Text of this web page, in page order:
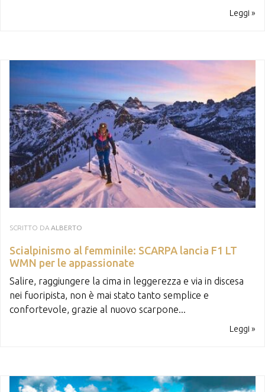
Leggi »
SCRITTO DA ALBERTO
Scialpinismo al femminile: SCARPA lancia F1 LT
WMN per le appassionate
Salire, raggiungere la cima in leggerezza e via in discesa
nei fuoripista, non è mai stato tanto semplice e
confortevole, grazie al nuovo scarpone...
Leggi »